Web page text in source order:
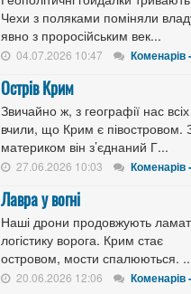
Чехи з поляками поміняли
явно з проросійським век...
04.07.2026 10:47 Коменарів
Острів Крим
Звичайно ж, з географії нас всіх
вчили, що Крим є півостровом.
материком він з’єднаний Г...
27.06.2026 10:03 Коменарів
Лавра у вогні
Наші дрони продовжують
логістику ворога. Крим стає
островом, мости спалюються.
20.06.2026 12:06 Коменарів